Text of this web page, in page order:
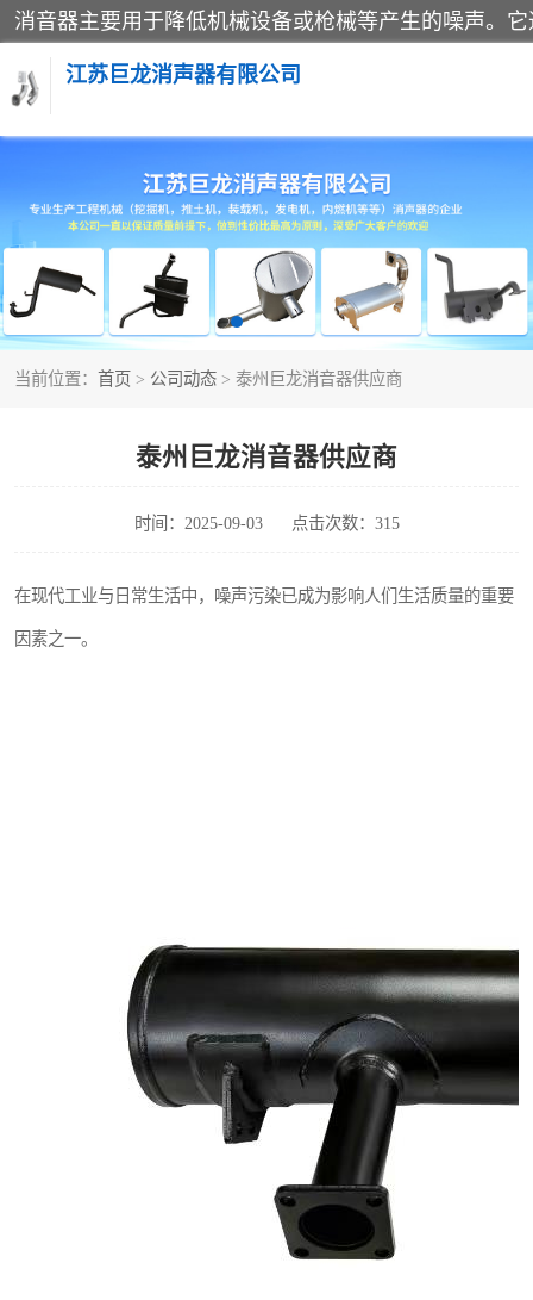
江苏巨龙消声器有限公司
当前位置： 首页 > 公司动态 > 泰州巨龙消音器供应商
泰州巨龙消音器供应商
时间：2025-09-03 点击次数：315
在现代工业与日常生活中，噪声污染已成为影响人们生活质量的重要
因素之一。
消声器